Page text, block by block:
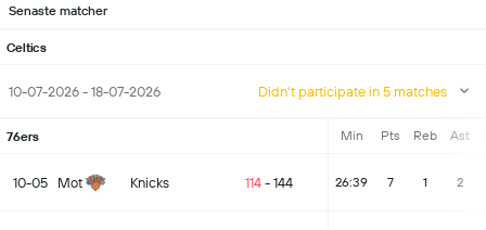
Senaste matcher
Celtics
10-07-2026 - 18-07-2026 Didn't participate in 5 matches
76ers Min Pts Reb Ast
10-05 Mot Knicks 114 - 144 26:39 7 1 2